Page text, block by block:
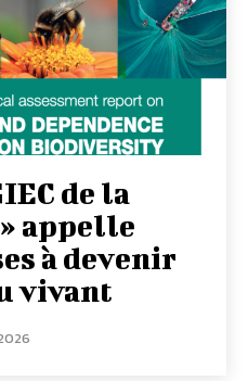
de la
appelle
à devenir
vivant